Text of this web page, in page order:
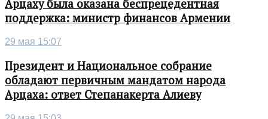
Арцаху была оказана беспрецедентная
поддержка: министр финансов Армении
29 мая 15:07
Президент и Национальное собрание
обладают первичным мандатом народа
Арцаха: ответ Степанакерта Алиеву